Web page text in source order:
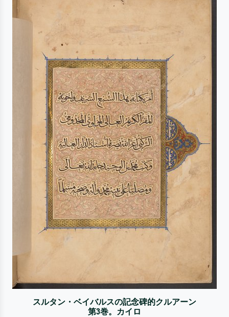
スルタン・ベイバルスの記念碑的クルアーン
第3巻。カイロ